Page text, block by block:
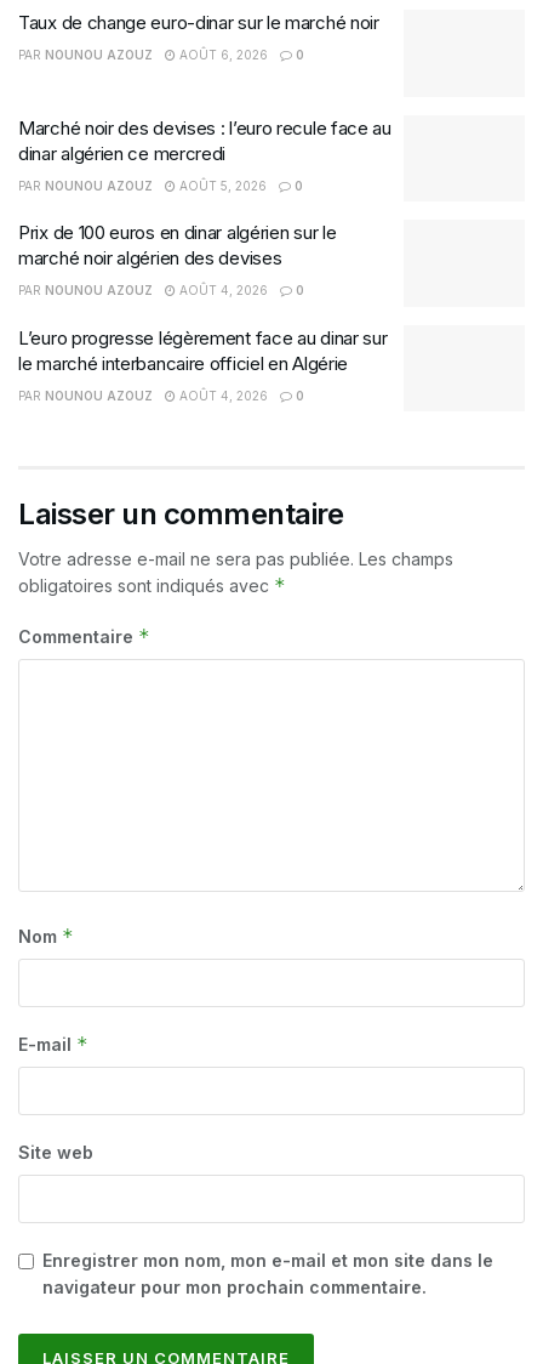
Taux de change euro-dinar sur le marché noir
PAR NOUNOU AZOUZ AOÛT 6, 2026 0
Marché noir des devises : l’euro recule face au
dinar algérien ce mercredi
PAR NOUNOU AZOUZ AOÛT 5, 2026 0
Prix de 100 euros en dinar algérien sur le
marché noir algérien des devises
PAR NOUNOU AZOUZ AOÛT 4, 2026 0
L’euro progresse légèrement face au dinar sur
le marché interbancaire officiel en Algérie
PAR NOUNOU AZOUZ AOÛT 4, 2026 0
Laisser un commentaire
Votre adresse e-mail ne sera pas publiée. Les champs
obligatoires sont indiqués avec *
Commentaire *
Nom *
E-mail *
Site web
Enregistrer mon nom, mon e-mail et mon site dans le
navigateur pour mon prochain commentaire.